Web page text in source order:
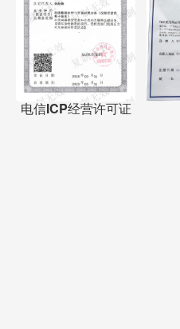
电信ICP经营许可证